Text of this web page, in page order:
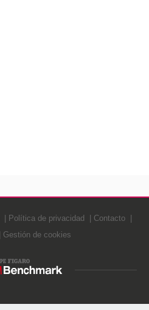
Política de privacidad
Contacto
Gestión de cookies